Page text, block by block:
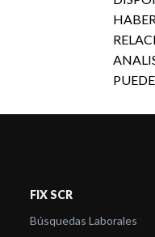
FIX SCR
Búsquedas Laborales